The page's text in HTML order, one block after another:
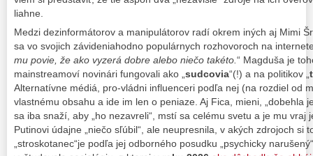
liahne.
Medzi dezinformátorov a manipulátorov radí okrem iných aj Mimi
sa vo svojich závideniahodno populárnych rozhovoroch na
mu povie, že ako vyzerá dobre alebo niečo takéto. “ Magduša je
mainstreamoví novinári fungovali ako „ sudcovia“(!) a na politikov „
Alternatívne médiá, pro-vládni influenceri podľa nej (na rozdiel od
vlastnému obsahu a ide im len o peniaze. Aj Fica, mieni, „dobehla
sa iba snaží, aby „ho nezavreli“, mstí sa celému svetu a je mu vraj
Putinovi údajne „niečo sľúbil“, ale neupresnila, v akých zdrojoch si
„stroskotanec“je podľa jej odborného posudku „psychicky